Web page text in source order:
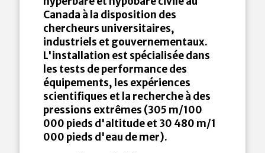
Canada à la disposition des
chercheurs universitaires,
industriels et gouvernementaux.
L'installation est spécialisée dans
les tests de performance des
équipements, les expériences
scientifiques et la recherche à des
pressions extrêmes (305 m/100
000 pieds d'altitude et 30 480 m/1
000 pieds d'eau de mer).